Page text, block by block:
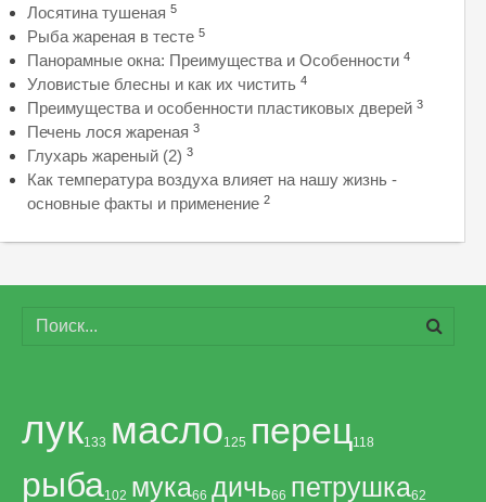
Лосятина тушеная 5
Рыба жареная в тесте 5
Панорамные окна: Преимущества и Особенности 4
Уловистые блесны и как их чистить 4
Преимущества и особенности пластиковых дверей 3
Печень лося жареная 3
Глухарь жареный (2) 3
Как температура воздуха влияет на нашу жизнь -
основные факты и применение 2
лук133 масло125 перец118
рыба102 мука66 дичь66 петрушка62